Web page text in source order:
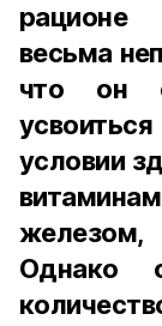
рационе
весьма
что он
условии
Однако